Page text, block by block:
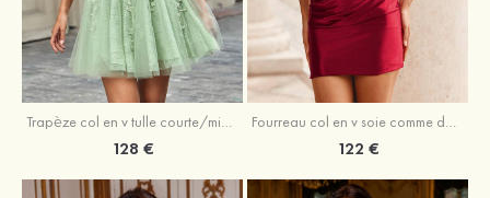
Trapèze col en v tulle courte/mini robe de fête de la rentrée avec perles
128 €
Fourreau col en v soie comme du satin courte/mini robe de fête de la rentrée avec paillettes
122 €